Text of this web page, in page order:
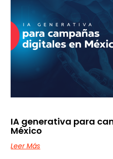
IA generativa para
México
Leer Más